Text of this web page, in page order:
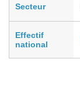
Secteur
Effectif
national